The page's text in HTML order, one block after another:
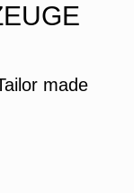
made